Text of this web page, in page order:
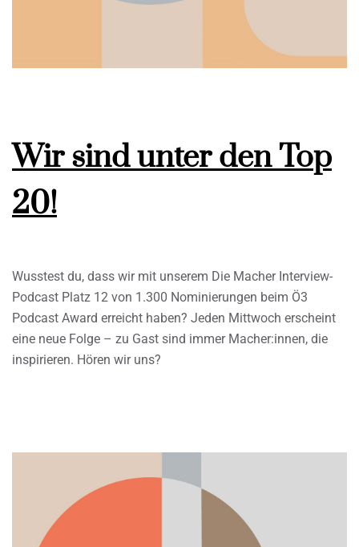
Wir sind unter den Top
20!
Wusstest du, dass wir mit unserem Die Macher Interview-
Podcast Platz 12 von 1.300 Nominierungen beim Ö3
Podcast Award erreicht haben? Jeden Mittwoch erscheint
eine neue Folge – zu Gast sind immer Macher:innen, die
inspirieren. Hören wir uns?